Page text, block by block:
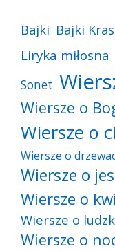
Bajki Bajki
Liryka miłosna
Sonet
Wiersze o
Wiersze o
Wiersze o
Wiersze o
Wiersze o
Wiersze o
Wiersze o